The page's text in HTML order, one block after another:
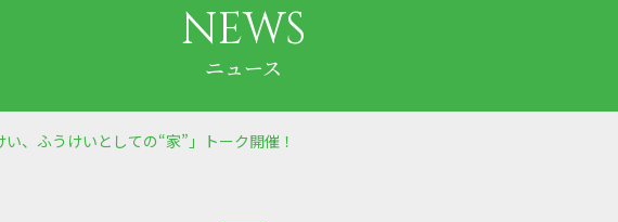
NEWS
ニュース
、ふうけいとしての“家”」トーク開催！